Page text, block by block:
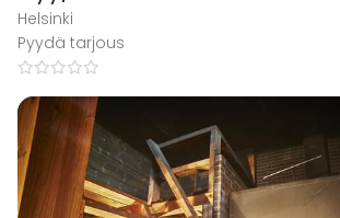
Helsinki
Pyydä tarjous